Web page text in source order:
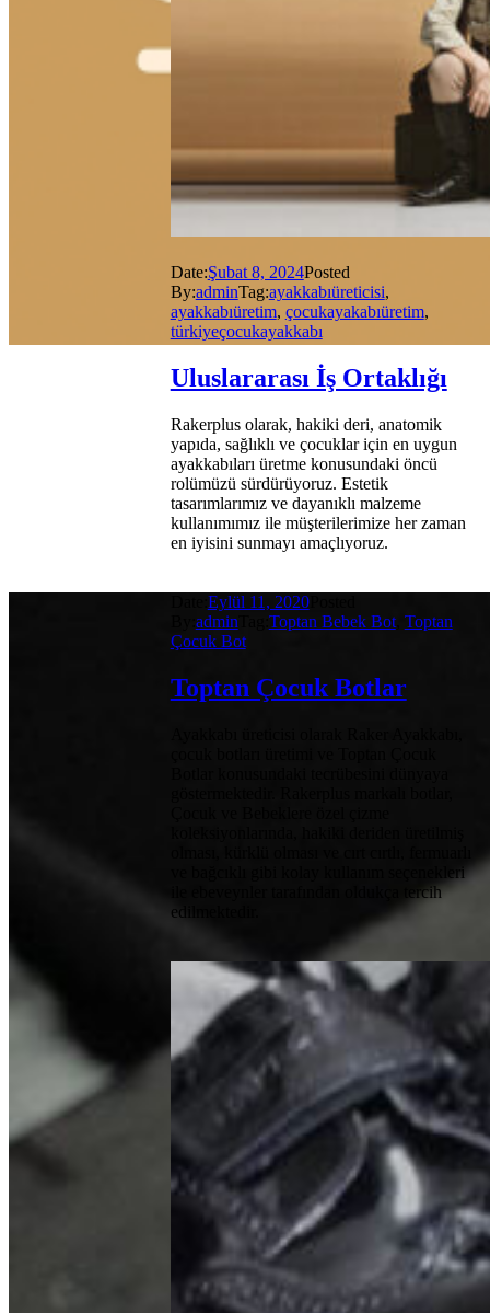
Date:Şubat 8, 2024Posted
By:adminTag:ayakkabıüreticisi,
ayakkabıüretim, çocukayakabıüretim,
türkiyeçocukayakkabı
Uluslararası İş Ortaklığı
Rakerplus olarak, hakiki deri, anatomik
yapıda, sağlıklı ve çocuklar için en uygun
ayakkabıları üretme konusundaki öncü
rolümüzü sürdürüyoruz. Estetik
tasarımlarımız ve dayanıklı malzeme
kullanımımız ile müşterilerimize her zaman
en iyisini sunmayı amaçlıyoruz.
Eylül 11, 2020Posted
admin Toptan Bebek Bot, Toptan
Çocuk Bot
Toptan Çocuk Botlar
ve bağcıklı gibi kolay kullanım seçenekleri
ile ebeveynler tarafından oldukça tercih
edilmektedir.